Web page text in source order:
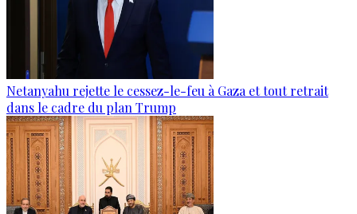
Netanyahu rejette le cessez-le-feu à Gaza et tout retrait
dans le cadre du plan Trump